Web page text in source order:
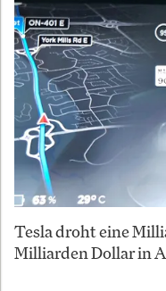
Tesla droht eine
Milliarden Dollar in